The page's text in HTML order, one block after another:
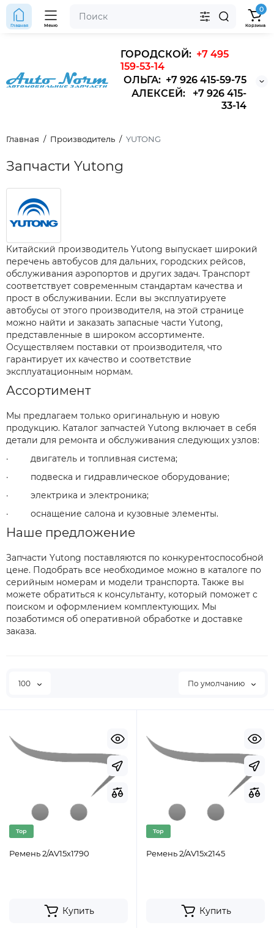
ГОРОДСКОЙ: +7 495
159-53-14
ОЛЬГА: +7 926 415-59-75
АЛЕКСЕЙ: +7 926 415-
33-14
Главная Меню
0
Корзина
Главная Производитель YUTONG
Запчасти Yutong
Китайский производитель Yutong выпускает широкий
перечень автобусов для дальних, городских рейсов,
обслуживания аэропортов и других задач. Транспорт
соответствует современным стандартам качества и
прост в обслуживании. Если вы эксплуатируете
автобусы от этого производителя, на этой странице
можно найти и заказать запасные части Yutong,
представленные в широком ассортименте.
Осуществляем поставки от производителя, что
гарантирует их качество и соответствие
эксплуатационным нормам.
Ассортимент
Мы предлагаем только оригинальную и новую
продукцию. Каталог запчастей Yutong включает в себя
детали для ремонта и обслуживания следующих узлов:
· двигатель и топливная система;
· подвеска и гидравлическое оборудование;
· электрика и электроника;
· оснащение салона и кузовные элементы.
Наше предложение
Запчасти Yutong поставляются по конкурентоспособной
цене. Подобрать все необходимое можно в каталоге по
серийным номерам и модели транспорта. Также вы
можете обратиться к консультанту, который поможет с
поиском и оформлением комплектующих. Мы
позаботимся об оперативной обработке и доставке
заказа.
100 По умолчанию
Top
Ремень 2/AV15х1790
Купить
Top
Ремень 2/AV15х2145
Купить